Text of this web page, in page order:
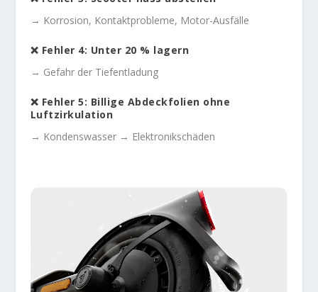
→ Korrosion, Kontaktprobleme, Motor-Ausfälle
❌ Fehler 4: Unter 20 % lagern
→ Gefahr der Tiefentladung
❌ Fehler 5: Billige Abdeckfolien ohne
Luftzirkulation
→ Kondenswasser → Elektronikschäden